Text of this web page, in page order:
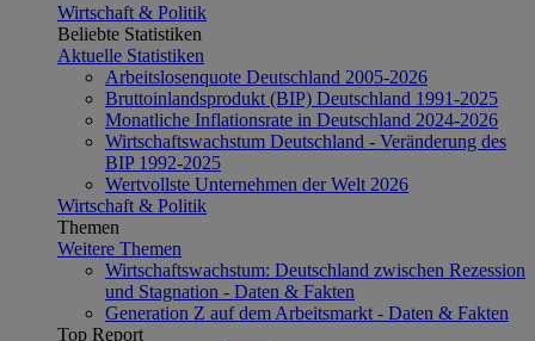
Wirtschaft & Politik
Beliebte Statistiken
Aktuelle Statistiken
Arbeitslosenquote Deutschland 2005-2026
Bruttoinlandsprodukt (BIP) Deutschland 1991-2025
Monatliche Inflationsrate in Deutschland 2024-2026
Wirtschaftswachstum Deutschland - Veränderung des
BIP 1992-2025
Wertvollste Unternehmen der Welt 2026
Wirtschaft & Politik
Themen
Weitere Themen
Wirtschaftswachstum: Deutschland zwischen Rezession
und Stagnation - Daten & Fakten
Generation Z auf dem Arbeitsmarkt - Daten & Fakten
Top Report